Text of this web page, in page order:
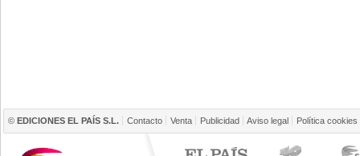
© EDICIONES EL PAÍS S.L. Contacto Venta Publicidad Aviso legal Política cookies